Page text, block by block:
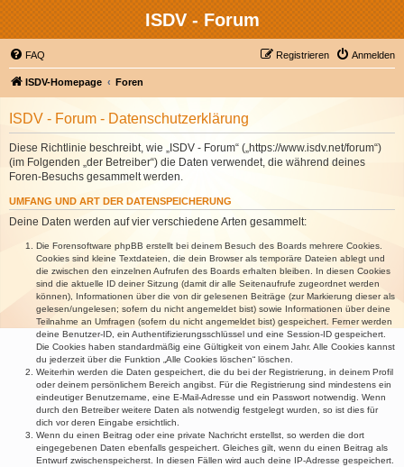
ISDV - Forum
FAQ Anmelden
Registrieren
ISDV-Homepage Foren
ISDV - Forum - Datenschutzerklärung
Diese Richtlinie beschreibt, wie „ISDV - Forum“ („https://www.isdv.net/forum“)
(im Folgenden „der Betreiber“) die Daten verwendet, die während deines
Foren-Besuchs gesammelt werden.
UMFANG UND ART DER DATENSPEICHERUNG
Deine Daten werden auf vier verschiedene Arten gesammelt:
Die Forensoftware phpBB erstellt bei deinem Besuch des Boards mehrere Cookies.
Cookies sind kleine Textdateien, die dein Browser als temporäre Dateien ablegt und
die zwischen den einzelnen Aufrufen des Boards erhalten bleiben. In diesen Cookies
sind die aktuelle ID deiner Sitzung (damit dir alle Seitenaufrufe zugeordnet werden
können), Informationen über die von dir gelesenen Beiträge (zur Markierung dieser als
gelesen/ungelesen; sofern du nicht angemeldet bist) sowie Informationen über deine
Teilnahme an Umfragen (sofern du nicht angemeldet bist) gespeichert. Ferner werden
deine Benutzer-ID, ein Authentifizierungsschlüssel und eine Session-ID gespeichert.
Die Cookies haben standardmäßig eine Gültigkeit von einem Jahr. Alle Cookies kannst
du jederzeit über die Funktion „Alle Cookies löschen“ löschen.
Weiterhin werden die Daten gespeichert, die du bei der Registrierung, in deinem Profil
oder deinem persönlichem Bereich angibst. Für die Registrierung sind mindestens ein
eindeutiger Benutzername, eine E-Mail-Adresse und ein Passwort notwendig. Wenn
durch den Betreiber weitere Daten als notwendig festgelegt wurden, so ist dies für
dich vor deren Eingabe ersichtlich.
Wenn du einen Beitrag oder eine private Nachricht erstellst, so werden die dort
eingegebenen Daten ebenfalls gespeichert. Gleiches gilt, wenn du einen Beitrag als
Entwurf zwischenspeicherst. In diesen Fällen wird auch deine IP-Adresse gespeichert.